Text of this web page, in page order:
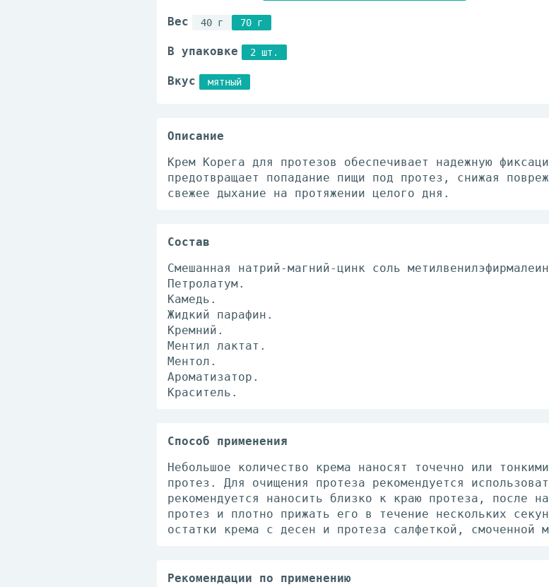
Вес 40 г 70 г
В упаковке 2 шт.
Вкус мятный
Описание
Крем Корега для протезов обеспечивает надежную
предотвращает попадание пищи под протез, снижая
свежее дыхание на протяжении целого дня.
Состав
Смешанная натрий-магний-цинк соль
Петролатум.
Камедь.
Жидкий парафин.
Кремний.
Ментил лактат.
Ментол.
Ароматизатор.
Краситель.
Способ применения
Небольшое количество крема наносят точечно или
протез. Для очищения протеза рекомендуется
рекомендуется наносить близко к краю протеза, после
протез и плотно прижать его в течение нескольких
остатки крема с десен и протеза салфеткой, смоченной
Рекомендации по применению